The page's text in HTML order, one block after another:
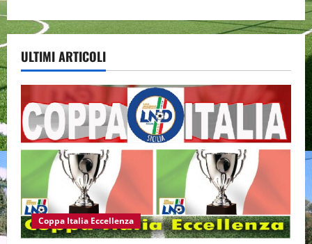
ULTIMI ARTICOLI
Coppa Italia Eccellenza